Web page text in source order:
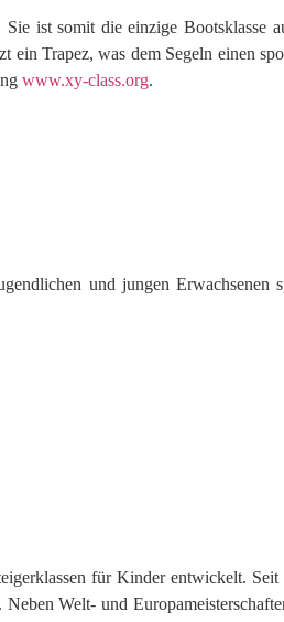
ist somit die einzige Bootsklasse
Trapez, was dem Segeln einen
www.xy-class.org.
und jungen
für Kinder entwickelt.
Welt- und